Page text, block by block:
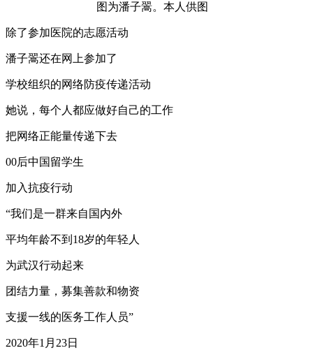
图为潘子翯。本人供图
除了参加医院的志愿活动
潘子翯还在网上参加了
学校组织的网络防疫传递活动
她说，每个人都应做好自己的工作
把网络正能量传递下去
00后中国留学生
加入抗疫行动
“我们是一群来自国内外
平均年龄不到18岁的年轻人
为武汉行动起来
团结力量，募集善款和物资
支援一线的医务工作人员”
2020年1月23日